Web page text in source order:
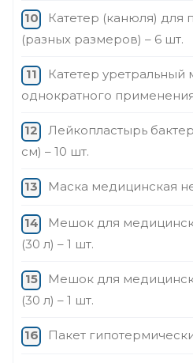
Катетер (канюля) для
(разных размеров) – 6 шт.
Катетер уретральный
однократного
Лейкопластырь
см) – 10 шт.
Маска медицинская
Мешок для
(30 л) – 1 шт.
Мешок для
(30 л) – 1 шт.
Пакет